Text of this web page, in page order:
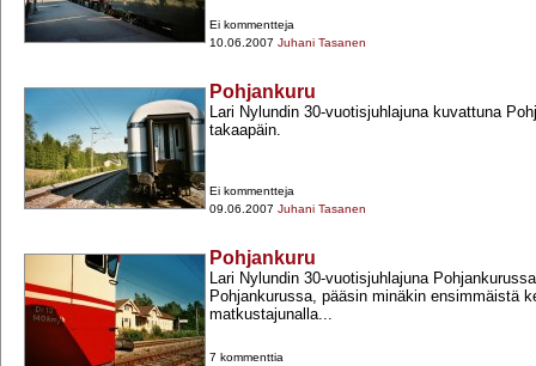
Ei kommentteja
10.06.2007 Juhani Tasanen
Pohjankuru
Lari Nylundin 30-​vuotisjuhlajuna kuvattuna
takaapäin.
Ei kommentteja
09.06.2007 Juhani Tasanen
Pohjankuru
Lari Nylundin 30-​vuotisjuhlajuna
Pohjankurussa, pääsin minäkin ensimmäistä
matkustajunalla...
7 kommenttia